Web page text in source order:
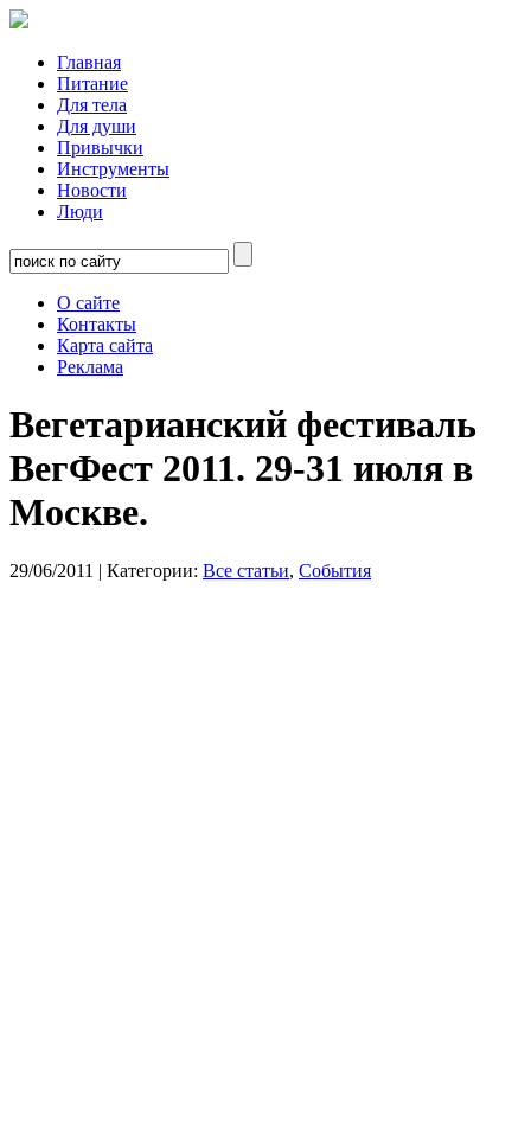
Главная
Питание
Для тела
Для души
Привычки
Инструменты
Новости
Люди
О сайте
Контакты
Карта сайта
Реклама
Вегетарианский фестиваль
ВегФест 2011. 29-31 июля в
Москве.
29/06/2011 | Категории: Все статьи, События